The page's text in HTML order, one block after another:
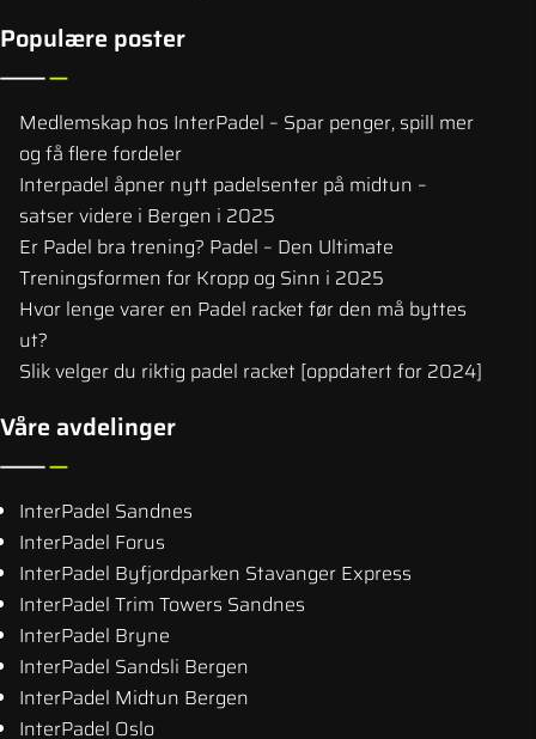
Populære poster
Medlemskap hos InterPadel – Spar penger, spill mer
og få flere fordeler
Interpadel åpner nytt padelsenter på midtun –
satser videre i Bergen i 2025
Er Padel bra trening? Padel – Den Ultimate
Treningsformen for Kropp og Sinn i 2025
Hvor lenge varer en Padel racket før den må byttes
ut?
Slik velger du riktig padel racket [oppdatert for 2024]
Våre avdelinger
InterPadel Sandnes
InterPadel Forus
InterPadel Byfjordparken Stavanger Express
InterPadel Trim Towers Sandnes
InterPadel Bryne
InterPadel Sandsli Bergen
InterPadel Midtun Bergen
InterPadel Oslo